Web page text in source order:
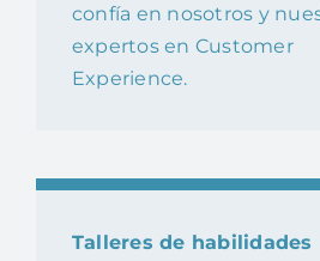
confía en nosotros y
expertos en Customer
Experience.
Talleres de habilidades